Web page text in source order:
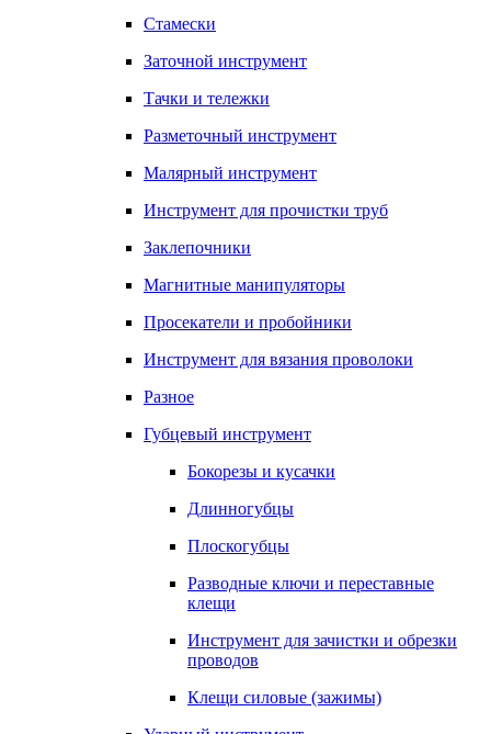
Стамески
Заточной инструмент
Тачки и тележки
Разметочный инструмент
Малярный инструмент
Инструмент для прочистки труб
Заклепочники
Магнитные манипуляторы
Просекатели и пробойники
Инструмент для вязания проволоки
Разное
Губцевый инструмент
Бокорезы и кусачки
Длинногубцы
Плоскогубцы
Разводные ключи и переставные
клещи
Инструмент для зачистки и обрезки
проводов
Клещи силовые (зажимы)